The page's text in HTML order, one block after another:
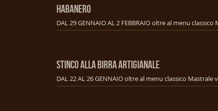
HABANERO
STINCO ALLA BIRRA ARTIGIANALE